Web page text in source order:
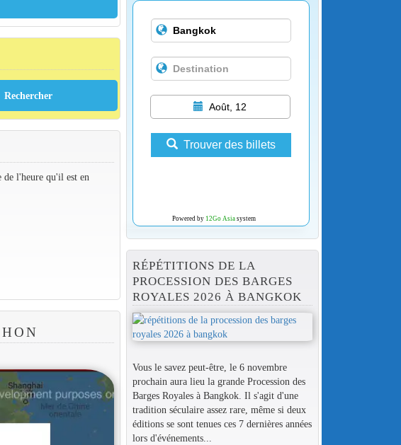
de l'heure qu'il est en
Août, 12
Trouver des billets
Powered by 12Go Asiasystem
RÉPÉTITIONS DE LA
PROCESSION DES BARGES
ROYALES 2026 À BANGKOK
Vous le savez peut-être, le 6 novembre
prochain aura lieu la grande Procession des
Barges Royales à Bangkok. Il s'agit d'une
tradition séculaire assez rare, même si deux
éditions se sont tenues ces 7 dernières années
lors d'événements...